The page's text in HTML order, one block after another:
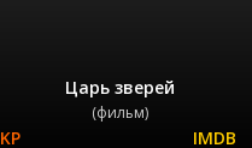
Царь зверей
(фильм)